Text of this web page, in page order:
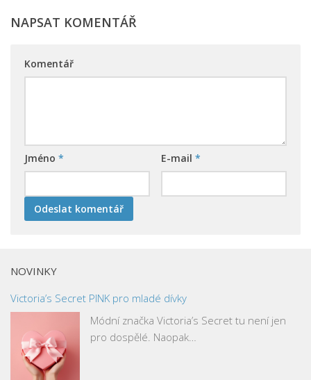
NAPSAT KOMENTÁŘ
Komentář
Jméno * E-mail *
NOVINKY
Victoria’s Secret PINK pro mladé dívky
Módní značka Victoria’s Secret tu není jen
pro dospělé. Naopak…